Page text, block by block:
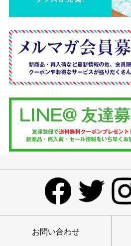
お問い合わせ